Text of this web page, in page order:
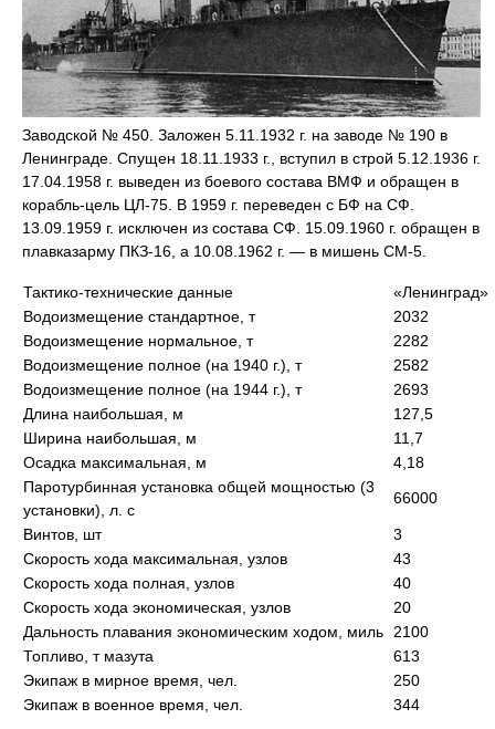
Заводской № 450. Заложен 5.11.1932 г. на заводе № 190 в
Ленинграде. Спущен 18.11.1933 г., вступил в строй 5.12.1936 г.
17.04.1958 г. выведен из боевого состава ВМФ и обращен в
корабль-цель ЦЛ-75. В 1959 г. переведен с БФ на СФ.
13.09.1959 г. исключен из состава СФ. 15.09.1960 г. обращен в
плавказарму ПКЗ-16, а 10.08.1962 г. — в мишень СМ-5.
Тактико-технические данные
«Ленинград»
Водоизмещение стандартное, т
2032
Водоизмещение нормальное, т
2282
Водоизмещение полное (на 1940 г.), т
2582
Водоизмещение полное (на 1944 г.), т
2693
Длина наибольшая, м
127,5
Ширина наибольшая, м
11,7
Осадка максимальная, м
4,18
Паротурбинная установка общей мощностью (3
установки), л. с
66000
Винтов, шт
3
Скорость хода максимальная, узлов
43
Скорость хода полная, узлов
40
Скорость хода экономическая, узлов
20
Дальность плавания экономическим ходом, миль
2100
Топливо, т мазута
613
Экипаж в мирное время, чел.
250
Экипаж в военное время, чел.
344